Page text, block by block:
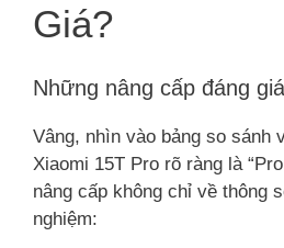
Giá?
Những nâng cấp đáng
Vâng, nhìn vào bảng so sánh
Xiaomi 15T Pro rõ ràng là
nâng cấp không chỉ về thông
nghiệm: